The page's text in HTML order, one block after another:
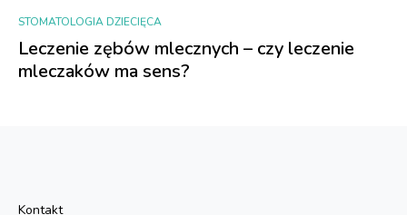
STOMATOLOGIA DZIECIĘCA
Leczenie zębów mlecznych – czy leczenie
mleczaków ma sens?
Kontakt